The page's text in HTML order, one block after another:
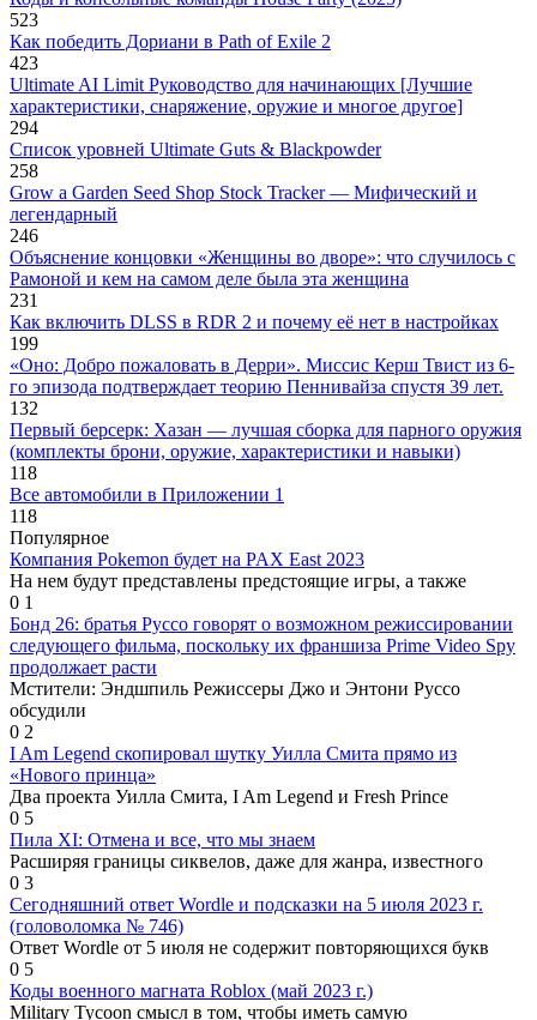
523
Как победить Дориани в Path of Exile 2
423
Ultimate AI Limit Руководство для начинающих [Лучшие
характеристики, снаряжение, оружие и многое другое]
294
Список уровней Ultimate Guts & Blackpowder
258
Grow a Garden Seed Shop Stock Tracker — Мифический и
легендарный
246
Объяснение концовки «Женщины во дворе»: что случилось с
Рамоной и кем на самом деле была эта женщина
231
Как включить DLSS в RDR 2 и почему её нет в настройках
199
«Оно: Добро пожаловать в Дерри». Миссис Керш Твист из 6-
го эпизода подтверждает теорию Пеннивайза спустя 39 лет.
132
Первый берсерк: Хазан — лучшая сборка для парного оружия
(комплекты брони, оружие, характеристики и навыки)
118
Все автомобили в Приложении 1
118
Популярное
Компания Pokemon будет на PAX East 2023
На нем будут представлены предстоящие игры, а также
0 1
Бонд 26: братья Руссо говорят о возможном режиссировании
следующего фильма, поскольку их франшиза Prime Video Spy
продолжает расти
Мстители: Эндшпиль Режиссеры Джо и Энтони Руссо
обсудили
0 2
I Am Legend скопировал шутку Уилла Смита прямо из
«Нового принца»
Два проекта Уилла Смита, I Am Legend и Fresh Prince
0 5
Пила XI: Отмена и все, что мы знаем
Расширяя границы сиквелов, даже для жанра, известного
0 3
Сегодняшний ответ Wordle и подсказки на 5 июля 2023 г.
(головоломка № 746)
Ответ Wordle от 5 июля не содержит повторяющихся букв
0 5
Коды военного магната Roblox (май 2023 г.)
Military Tycoon смысл в том, чтобы иметь самую